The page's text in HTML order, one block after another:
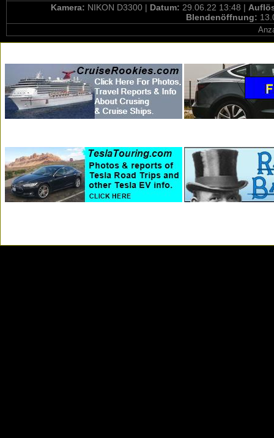
Kamera: NIKON D3300 | Datum: 29.06.22 13:48 |
Blendenöffnung: